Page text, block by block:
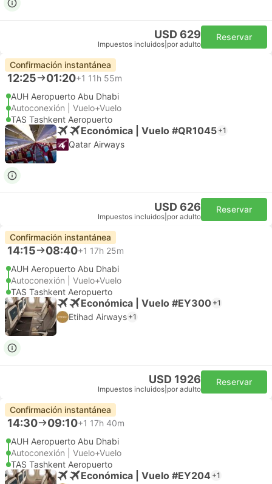
USD 629
Impuestos incluidos por adulto
Reservar
Confirmación instantánea
12:25 01:20+1 11h 55m
AUH Aeropuerto Abu Dhabi
Autoconexión | Vuelo+Vuelo
TAS Tashkent Aeropuerto
Económica | Vuelo #QR1045 +1
Qatar Airways
USD 626
Impuestos incluidos por adulto
Reservar
Confirmación instantánea
14:15 08:40+1 17h 25m
AUH Aeropuerto Abu Dhabi
Autoconexión | Vuelo+Vuelo
TAS Tashkent Aeropuerto
Económica | Vuelo #EY300 +1
Etihad Airways +1
USD 1926
Impuestos incluidos por adulto
Reservar
Confirmación instantánea
14:30 09:10+1 17h 40m
AUH Aeropuerto Abu Dhabi
Autoconexión | Vuelo+Vuelo
TAS Tashkent Aeropuerto
Económica | Vuelo #EY204 +1